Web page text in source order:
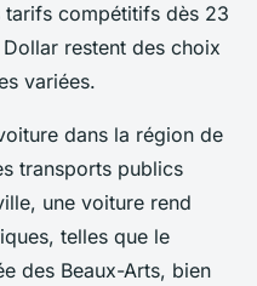
compétitifs dès 23
restent des choix
variées.
dans la région de
transports publics
une voiture rend
telles que le
des Beaux-Arts, bien